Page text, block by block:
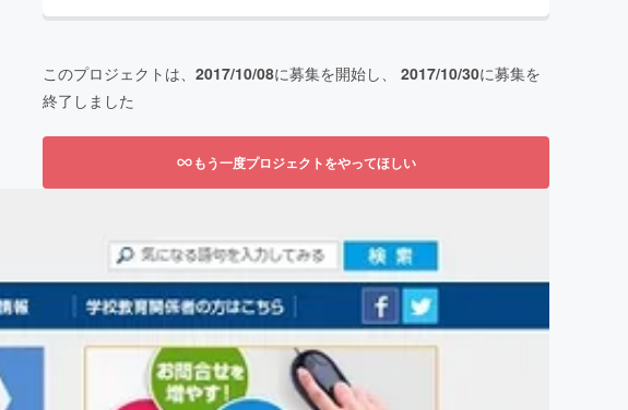
このプロジェクトは、 2017/10/08に募集を開始し、 2017/10/30に募集を
終了しました
もう一度プロジェクトをやってほしい